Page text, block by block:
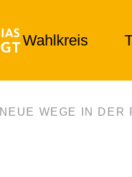
Wahlkreis
NEUE WEGE IN DER